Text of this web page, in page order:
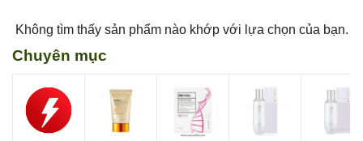
Không tìm thấy sản phẩm nào khớp với lựa chọn của bạn.
Chuyên mục